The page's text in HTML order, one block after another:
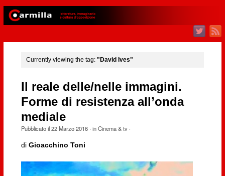
Currently viewing the tag: "David Ives"
Il reale delle/nelle immagini.
Forme di resistenza all’onda
mediale
Pubblicato il22 Marzo 2016· inCinema & tv·
di Gioacchino Toni